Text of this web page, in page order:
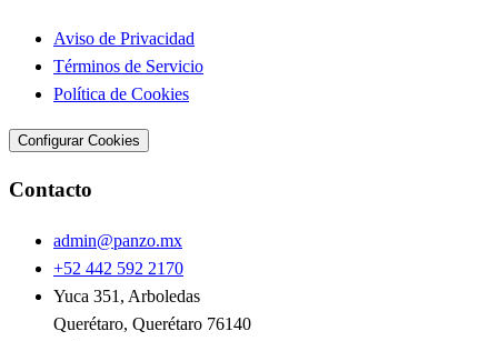
Aviso de Privacidad
Términos de Servicio
Política de Cookies
Configurar Cookies
Contacto
admin@panzo.mx
+52 442 592 2170
Yuca 351, Arboledas
Querétaro, Querétaro 76140